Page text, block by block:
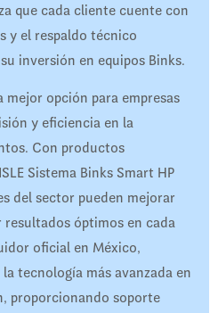
que cada cliente cuente con
y el respaldo técnico
inversión en equipos Binks.
mejor opción para empresas
y eficiencia en la
Con productos
Sistema Binks Smart HP
del sector pueden mejorar
resultados óptimos en cada
oficial en México,
la tecnología más avanzada en
proporcionando soporte